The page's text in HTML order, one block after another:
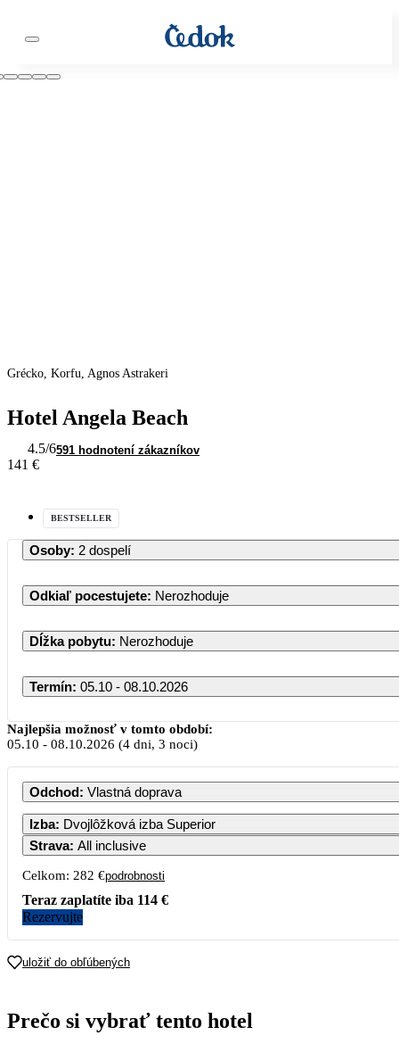
Grécko, Korfu, Agnos Astrakeri
Hotel Angela Beach
4.5/6591 hodnotení zákazníkov
141 €
BESTSELLER
Osoby: 2 dospelí
Odkiaľ pocestujete: Nerozhoduje
Dĺžka pobytu: Nerozhoduje
Termín: 05.10 - 08.10.2026
Október 2026
PO UT ST ŠT PI SO
1 2 3
5 6 7 8 9 10
Najlepšia možnosť v tomto období:
05.10 - 08.10.2026 (4 dni, 3 noci)
Odchod: Vlastná doprava
Izba: Dvojlôžková izba Superior
Strava: All inclusive
Celkom: 282 €podrobnosti
Teraz zaplatíte iba 114 €
Rezervujte
uložiť do obľúbených
Prečo si vybrať tento hotel